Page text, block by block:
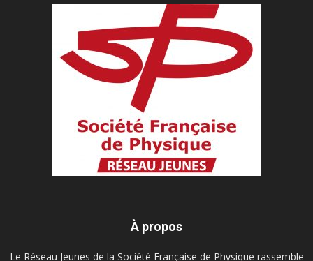
À propos
Le Réseau Jeunes de la Société Française de Physique rassemble